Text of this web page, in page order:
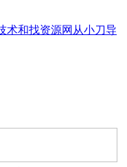
术和找资源网从小刀导